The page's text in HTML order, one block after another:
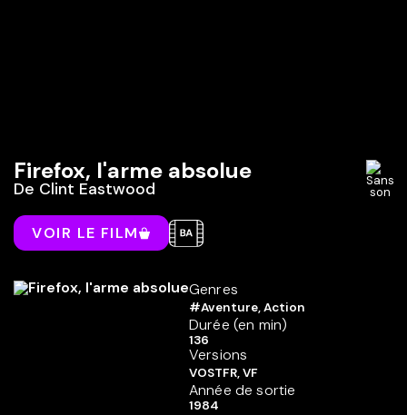
Firefox, l'arme absolue
De Clint Eastwood
VOIR LE FILM
Genres
#Aventure, Action
Durée (en min)
136
Versions
VOSTFR, VF
Année de sortie
1984